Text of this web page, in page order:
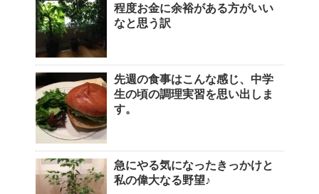
程度お金に余裕がある方がいい
なと思う訳
先週の食事はこんな感じ、中学
生の頃の調理実習を思い出しま
す。
急にやる気になったきっかけと
私の偉大なる野望♪